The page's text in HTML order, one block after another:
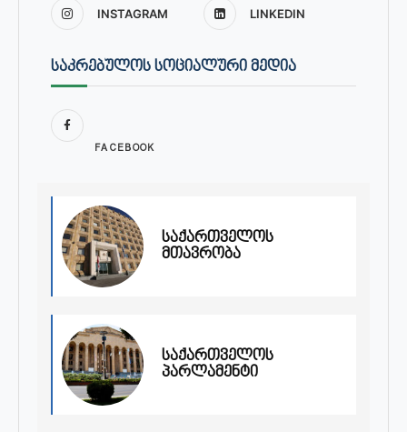
INSTAGRAM LINKEDIN
ᲡᲐᲙᲠᲔᲑᲣᲚᲝᲡ ᲡᲝᲪᲘᲐᲚᲣᲠᲘ ᲛᲔᲓᲘᲐ
FACEBOOK
საქართველოს
მთავრობა
საქართველოს
პარლამენტი